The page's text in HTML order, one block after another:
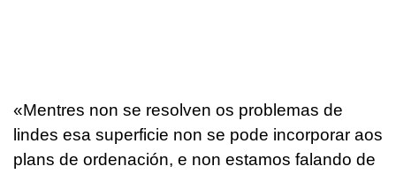
«Mentres non se resolven os problemas de
lindes esa superficie non se pode incorporar aos
plans de ordenación, e non estamos falando de